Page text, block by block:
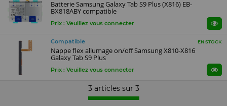
Batterie Samsung Galaxy Tab S9 Plus (X816) EB-
BX818ABY compatible
Prix : Veuillez vous connecter
Compatible EN STOCK
Nappe flex allumage on/off Samsung X810-X816
Galaxy Tab S9 Plus
Prix : Veuillez vous connecter
3 articles sur 3